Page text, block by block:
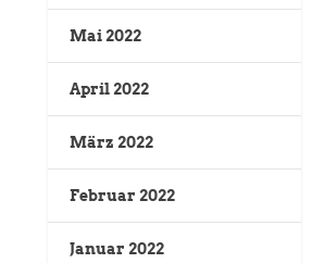
Mai 2022
April 2022
März 2022
Februar 2022
Januar 2022